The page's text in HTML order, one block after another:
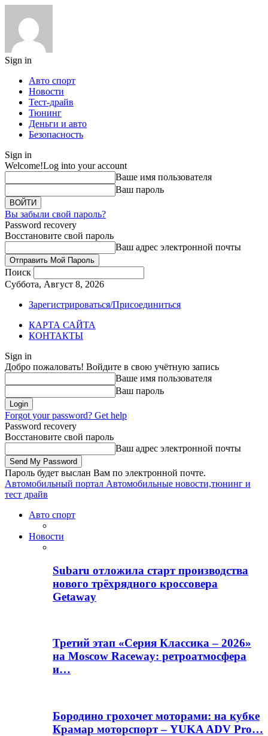
Sign in
Авто спорт
Новости
Тест-драйв
Тюнинг
Деньги и авто
Безопасность
Sign in
Welcome!Log into your account
Ваше имя пользователя
Ваш пароль
Вы забыли свой пароль?
Password recovery
Восстановите свой пароль
Ваш адрес электронной почты
Поиск
Суббота, Август 8, 2026
Зарегистрироваться/Присоединиться
КАРТА САЙТА
КОНТАКТЫ
Sign in
Добро пожаловать! Войдите в свою учётную запись
Ваше имя пользователя
Ваш пароль
Forgot your password? Get help
Password recovery
Восстановите свой пароль
Ваш адрес электронной почты
Пароль будет выслан Вам по электронной почте.
Автомобильный портал Автомобильные новости,тюнинг и
тест драйв
Авто спорт
Новости
Subaru отложила старт производства
нового трёхрядного кроссовера
Getaway
Третий этап «Серия Классика – 2026»
на Moscow Raceway: ретроатмосфера
и…
Бородино грохочет моторами: на кубке
Крамар моторспорт – YUKA ADV Pro…